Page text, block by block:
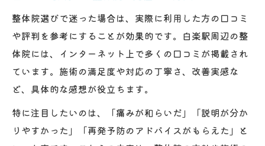
整体院選びで迷った場合は、実際に利用した方の口コミ
や評判を参考にすることが効果的です。白楽駅周辺の整
体院には、インターネット上で多くの口コミが掲載され
ています。施術の満足度や対応の丁寧さ、改善実感な
ど、具体的な感想が役立ちます。
特に注目したいのは、「痛みが和らいだ」「説明が分か
りやすかった」「再発予防のアドバイスがもらえた」と